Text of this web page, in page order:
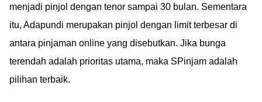
menjadi pinjol dengan tenor sampai 30 bulan. Sementara
itu, Adapundi merupakan pinjol dengan limit terbesar di
antara pinjaman online yang disebutkan. Jika bunga
terendah adalah prioritas utama, maka SPinjam adalah
pilihan terbaik.